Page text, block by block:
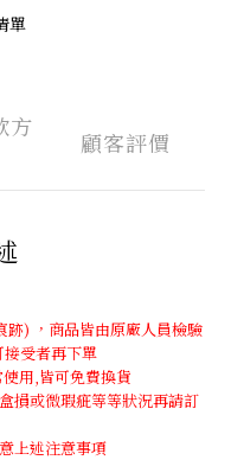
單
方
顧客評價
) ，商品皆由原廠人員檢驗
受者再下單
用,皆可免費換貨
損或微瑕疵等等狀況再請訂
上述注意事項